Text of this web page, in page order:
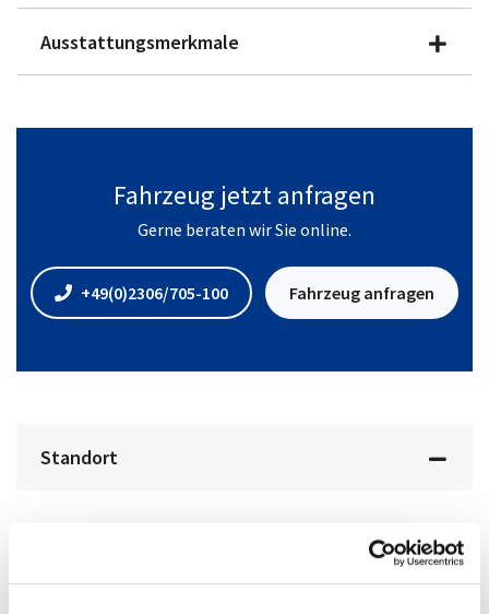
Ausstattungsmerkmale
Fahrzeug jetzt anfragen
Gerne beraten wir Sie online.
+49(0)2306/705-100 Fahrzeug anfragen
Standort